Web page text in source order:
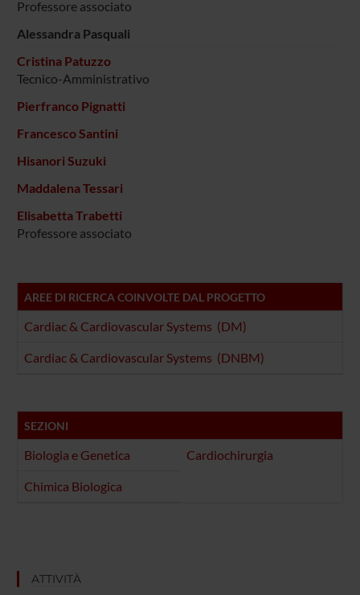
Professore associato
Alessandra Pasquali
Cristina Patuzzo
Tecnico-Amministrativo
Pierfranco Pignatti
Francesco Santini
Hisanori Suzuki
Maddalena Tessari
Elisabetta Trabetti
Professore associato
AREE DI RICERCA COINVOLTE DAL PROGETTO
Cardiac & Cardiovascular Systems (DM)
Cardiac & Cardiovascular Systems (DNBM)
SEZIONI
Biologia e Genetica Cardiochirurgia
Chimica Biologica
ATTIVITÀ